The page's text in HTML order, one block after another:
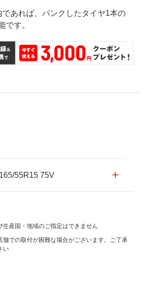
であれば、パンクしたタイヤ1本の
です。
55R15 75V
生産国・地域のご指定はできません
舗での取付が困難な場合がございます。ご了承
い